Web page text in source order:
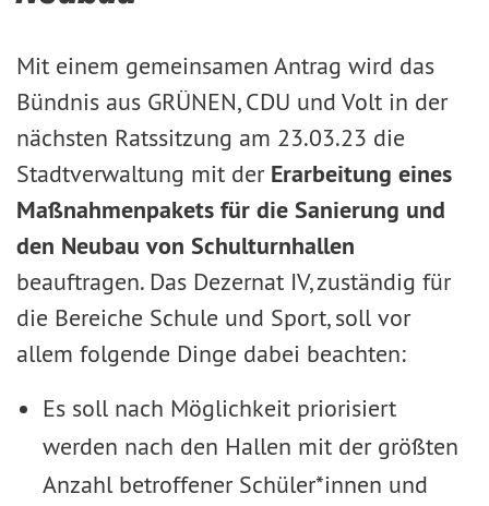
Mit einem gemeinsamen Antrag wird das
Bündnis aus GRÜNEN, CDU und Volt in der
nächsten Ratssitzung am 23.03.23 die
Stadtverwaltung mit der Erarbeitung eines
Maßnahmenpakets für die Sanierung und
den Neubau von Schulturnhallen
beauftragen. Das Dezernat IV, zuständig für
die Bereiche Schule und Sport, soll vor
allem folgende Dinge dabei beachten:
Es soll nach Möglichkeit priorisiert
werden nach den Hallen mit der größten
Anzahl betroffener Schüler*innen und